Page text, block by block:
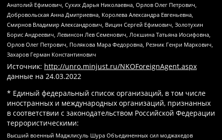
Анатолий Ефимович, Сухих Дарья Николаевна, Орлов Олег Петрович,
Добровольская Анна Дмитриевна, Королева Александра Евгеньевна,
Смирнов Владимир Александрович, Вицин Сергей Ефимович, Золотухин
Борис Андреевич, Левинсон Лев Семенович, Локшина Татьяна Иосифовна,
Орлов Олег Петрович, Полякова Мара Федоровна, Резник Генри Маркович,
Захаров Герман Константинович
Источник: http://unro.minjust.ru/NKOForeignAgent.aspx
данные на 24.03.2022
* Единый федеральный список организаций, в том числе
иностранных и международных организаций, признанных
в соответствии с законодательством Российской Федерации
террористическими:
Высший военный Маджлисуль Шура Объединенных сил моджахедов